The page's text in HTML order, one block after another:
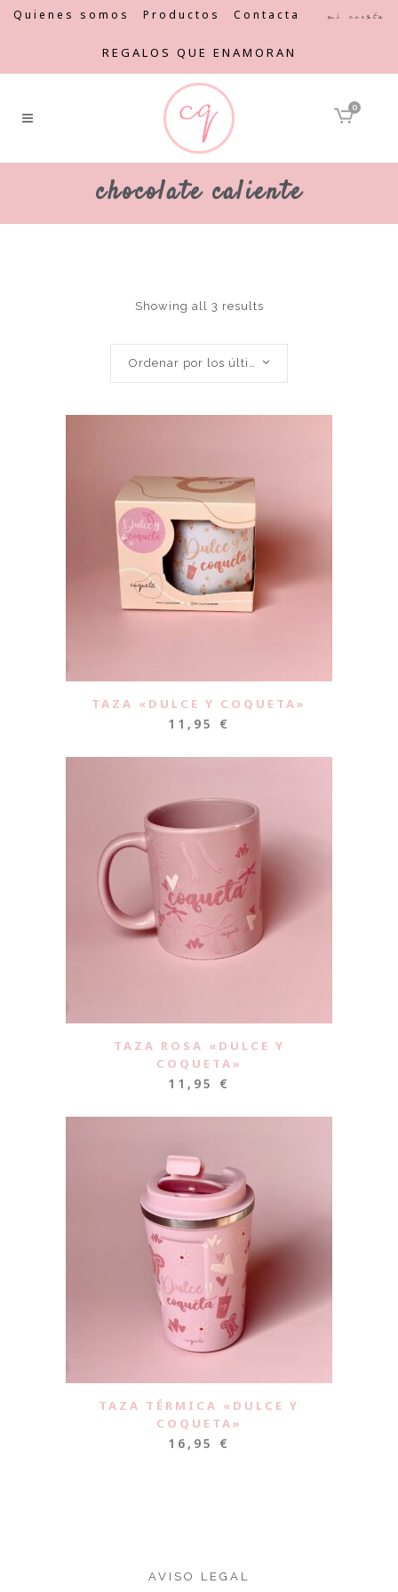
Quienes somos Productos Contacta Mi cuenta
REGALOS QUE ENAMORAN
0
chocolate caliente
Showing all 3 results
Ordenar por los últimos
TAZA «DULCE Y COQUETA»
11,95 €
TAZA ROSA «DULCE Y
COQUETA»
11,95 €
TAZA TÉRMICA «DULCE Y
COQUETA»
16,95 €
AVISO LEGAL